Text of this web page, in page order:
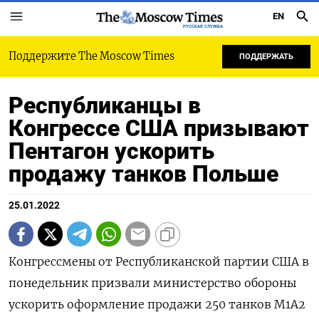
РУССКАЯ СЛУЖБА
EN
Поддержите The Moscow Times ПОДДЕРЖАТЬ
Республиканцы в
Конгрессе США призывают
Пентагон ускорить
продажу танков Польше
25.01.2022
Конгрессмены от Республиканской партии США в
понедельник призвали министерство обороны
ускорить оформление продажи 250 танков M1A2